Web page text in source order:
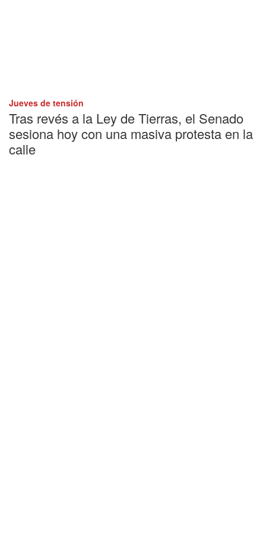
Jueves de tensión
Tras revés a la Ley de Tierras, el Senado
sesiona hoy con una masiva protesta en la
calle